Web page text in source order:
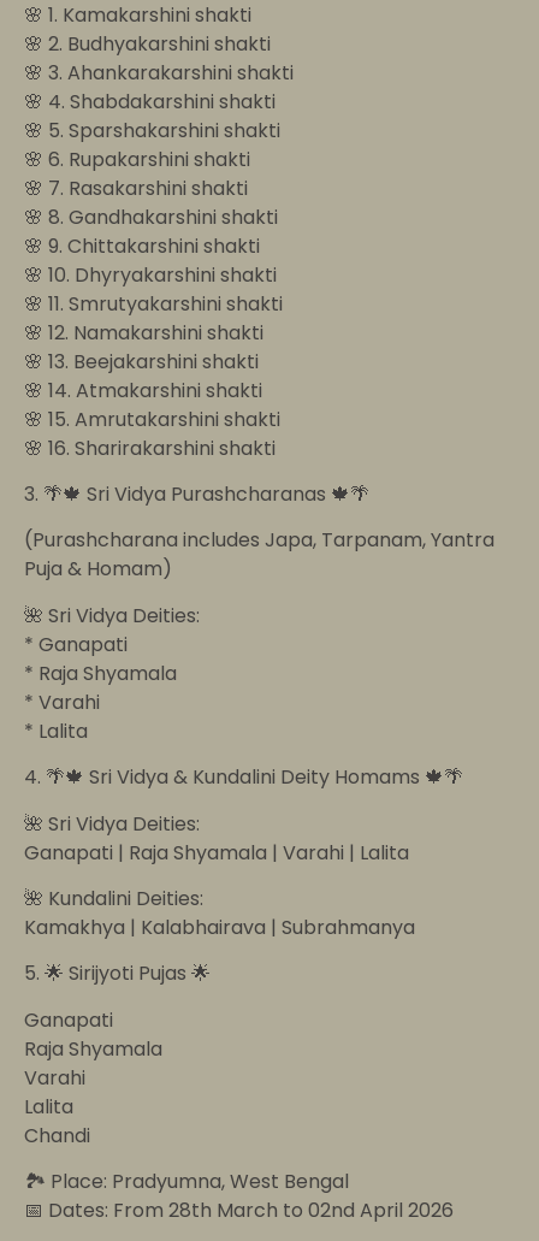
🌸 1. Kamakarshini shakti
🌸 2. Budhyakarshini shakti
🌸 3. Ahankarakarshini shakti
🌸 4. Shabdakarshini shakti
🌸 5. Sparshakarshini shakti
🌸 6. Rupakarshini shakti
🌸 7. Rasakarshini shakti
🌸 8. Gandhakarshini shakti
🌸 9. Chittakarshini shakti
🌸 10. Dhyryakarshini shakti
🌸 11. Smrutyakarshini shakti
🌸 12. Namakarshini shakti
🌸 13. Beejakarshini shakti
🌸 14. Atmakarshini shakti
🌸 15. Amrutakarshini shakti
🌸 16. Sharirakarshini shakti
3. 🌴🍁 Sri Vidya Purashcharanas 🍁🌴
(Purashcharana includes Japa, Tarpanam, Yantra
Puja & Homam)
🌺 Sri Vidya Deities:
* Ganapati
* Raja Shyamala
* Varahi
* Lalita
4. 🌴🍁 Sri Vidya & Kundalini Deity Homams 🍁🌴
🌺 Sri Vidya Deities:
Ganapati | Raja Shyamala | Varahi | Lalita
🌺 Kundalini Deities:
Kamakhya | Kalabhairava | Subrahmanya
5. 🌟 Sirijyoti Pujas 🌟
Ganapati
Raja Shyamala
Varahi
Lalita
Chandi
🏞️ Place: Pradyumna, West Bengal
📅 Dates: From 28th March to 02nd April 2026